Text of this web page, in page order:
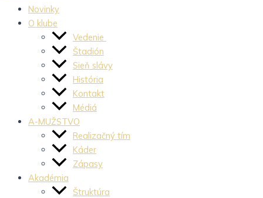
Novinky
O klube
Vedenie
Štadión
Sieň slávy
História
Kontakt
Médiá
A-MUŽSTVO
Realizačný tím
Káder
Zápasy
Akadémia
Štruktúra